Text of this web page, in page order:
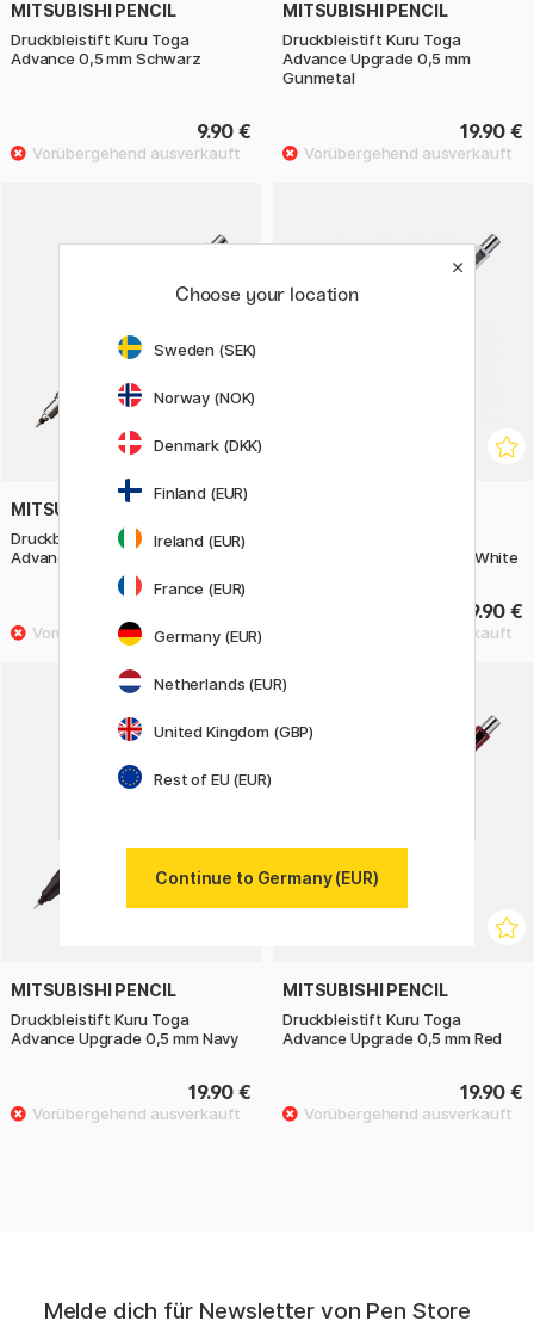
MITSUBISHI PENCIL
Druckbleistift Kuru Toga
Advance 0,5 mm Schwarz
9.90 €
MITSUBISHI PENCIL
Druckbleistift Kuru Toga
Advance Upgrade 0,5 mm
Gunmetal
19.90 €
MITSUBISHI PENCIL
Druckbleistift Kuru Toga
Advance 0,7 mm Blau
Advance Upgrade 0,5 mm White
19.90 €
MITSUBISHI PENCIL
Druckbleistift Kuru Toga
Advance Upgrade 0,5 mm Navy
19.90 €
MITSUBISHI PENCIL
Druckbleistift Kuru Toga
Advance Upgrade 0,5 mm Red
19.90 €
Melde dich für Newsletter von Pen Store
Choose your location
Sweden (SEK)
Norway (NOK)
Denmark (DKK)
Finland (EUR)
Ireland (EUR)
France (EUR)
Germany (EUR)
Netherlands (EUR)
United Kingdom (GBP)
Rest of EU (EUR)
Continue to Germany (EUR)